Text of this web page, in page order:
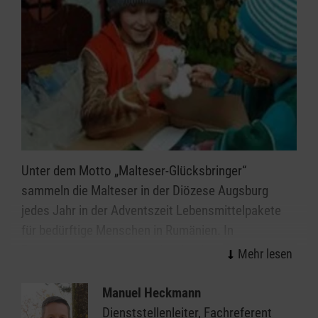
Unter dem Motto „Malteser-Glücksbringer“
sammeln die Malteser in der Diözese Augsburg
jedes Jahr in der Adventszeit Lebensmittelpakete
Zusammenarbeit mit Schulen, Kindergärten,
mit festgelegtem Inhalt. An Weihnachten bringen
ehrenamtliche Malteser-Helfer die Pakete zu
Manuel Heckmann
Dienststellenleiter, Fachreferent